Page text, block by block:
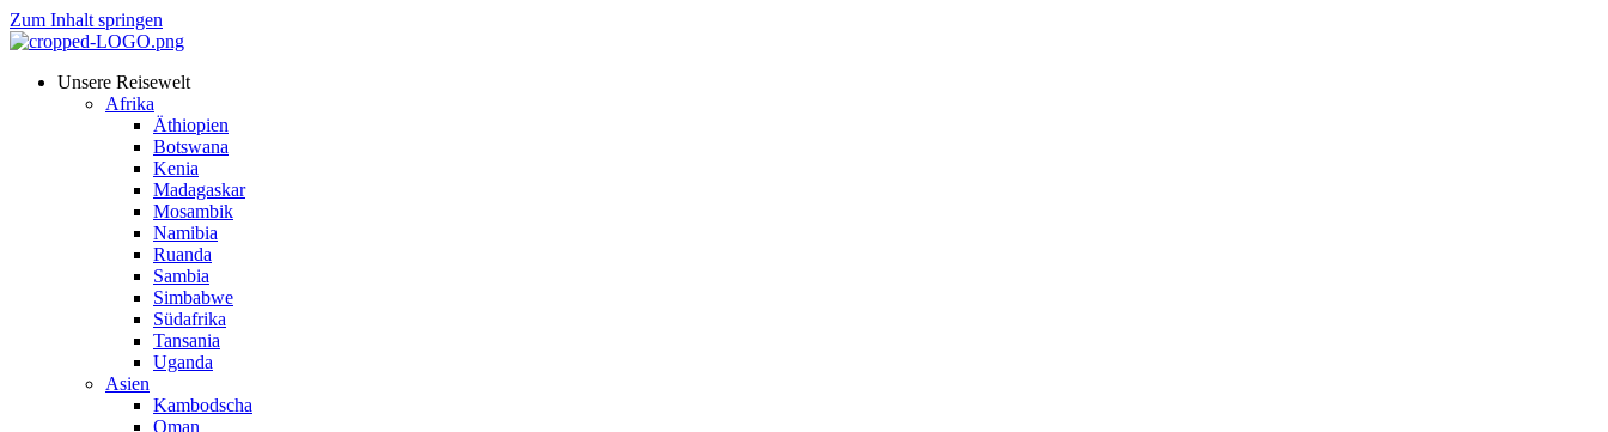
Zum Inhalt springen
Unsere Reisewelt
Afrika
Äthiopien
Botswana
Kenia
Madagaskar
Mosambik
Namibia
Ruanda
Sambia
Simbabwe
Südafrika
Tansania
Uganda
Asien
Kambodscha
Oman